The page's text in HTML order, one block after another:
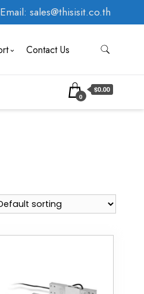
Email: sales@thisisit.co.th
Contact Us
0
$0.00